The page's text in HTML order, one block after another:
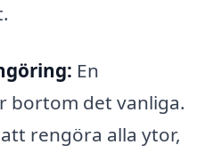
En
bortom det vanliga.
rengöra alla ytor,